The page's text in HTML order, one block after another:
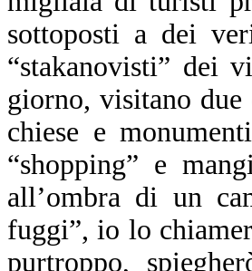
sottoposti a dei
“stakanovisti” dei
giorno, visitano due
chiese e
“shopping” e
all’ombra di un
fuggi”, io lo
purtroppo,